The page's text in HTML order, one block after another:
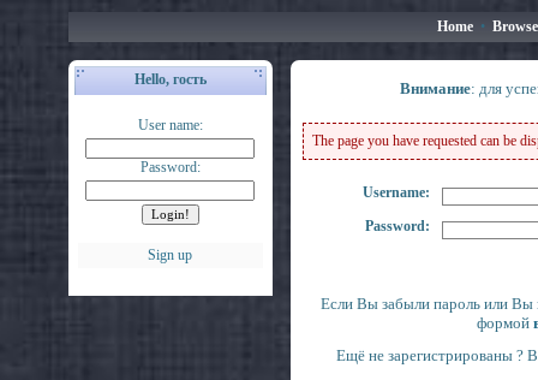
Home • Browse
Hello, гость
User name:
Password:
Sign up
Внимание: для
The page you have requested can be
Username:
Password:
Если Вы забыли пароль или Вы
формой
Ещё не зарегистрированы ?